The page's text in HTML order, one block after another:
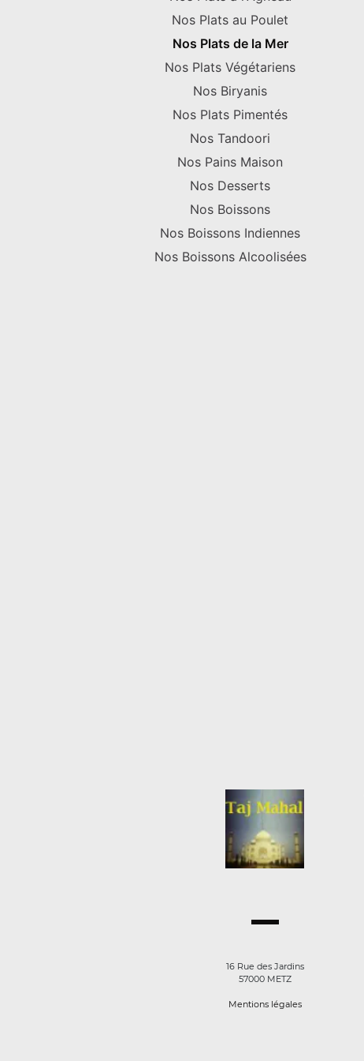
Nos Plats au Poulet
Nos Plats de la Mer
Nos Plats Végétariens
Nos Biryanis
Nos Plats Pimentés
Nos Tandoori
Nos Pains Maison
Nos Desserts
Nos Boissons
Nos Boissons Indiennes
Nos Boissons Alcoolisées
16 Rue des Jardins
57000 METZ
Mentions légales